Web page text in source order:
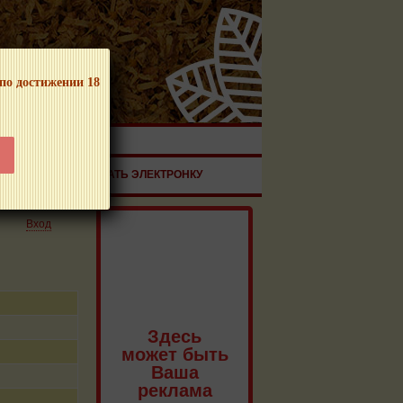
достижении 18
ПРОДУКЦИИ!
ЗАКАЗАТЬ ЭЛЕКТРОНКУ
Вход
Здесь
может быть
Ваша
реклама